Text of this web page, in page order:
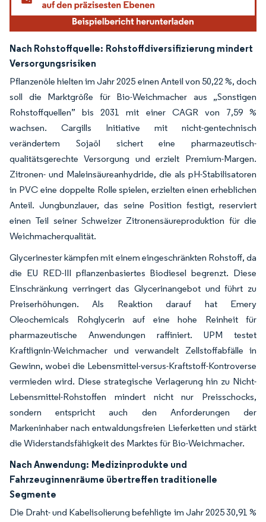
Nach Rohstoffquelle: Rohstoffdiversifizierung mindert
Versorgungsrisiken
Pflanzenöle hielten im Jahr 2025 einen Anteil von 50,22 %, doch
soll die Marktgröße für Bio-Weichmacher aus „Sonstigen
Rohstoffquellen” bis 2031 mit einer CAGR von 7,59 %
wachsen. Cargills Initiative mit nicht-gentechnisch
verändertem Sojaöl sichert eine pharmazeutisch-
qualitätsgerechte Versorgung und erzielt Premium-Margen.
Zitronen- und Maleinsäureanhydride, die als pH-Stabilisatoren
in PVC eine doppelte Rolle spielen, erzielten einen erheblichen
Anteil. Jungbunzlauer, das seine Position festigt, reserviert
einen Teil seiner Schweizer Zitronensäureproduktion für die
Weichmacherqualität.
Glycerinester kämpfen mit einem eingeschränkten Rohstoff, da
die EU RED-III pflanzenbasiertes Biodiesel begrenzt. Diese
Einschränkung verringert das Glycerinangebot und führt zu
Preiserhöhungen. Als Reaktion darauf hat Emery
Oleochemicals Rohglycerin auf eine hohe Reinheit für
pharmazeutische Anwendungen raffiniert. UPM testet
Kraftlignin-Weichmacher und verwandelt Zellstoffabfälle in
Gewinn, wobei die Lebensmittel-versus-Kraftstoff-Kontroverse
vermieden wird. Diese strategische Verlagerung hin zu Nicht-
Lebensmittel-Rohstoffen mindert nicht nur Preisschocks,
sondern entspricht auch den Anforderungen der
Markeninhaber nach entwaldungsfreien Lieferketten und stärkt
die Widerstandsfähigkeit des Marktes für Bio-Weichmacher.
Nach Anwendung: Medizinprodukte und
Fahrzeuginnenräume übertreffen traditionelle
Segmente
Die Draht- und Kabelisolierung befehligte im Jahr 2025 30,91 %